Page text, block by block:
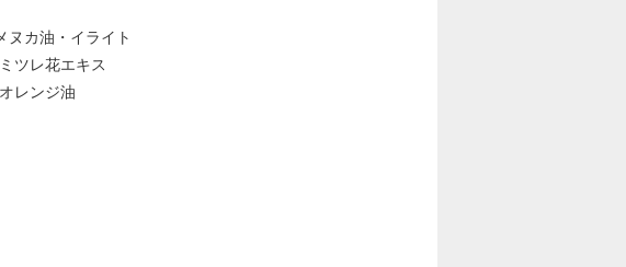
ヌカ油・イライト
ツレ花エキス
レンジ油